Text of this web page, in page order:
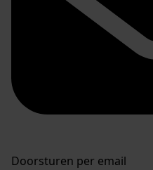
Doorsturen per email